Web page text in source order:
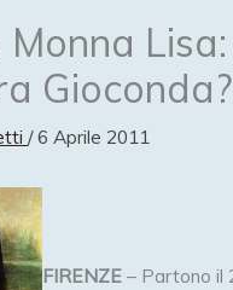
Monna
Gioconda?
/6 Aprile 2011
FIRENZE – Partono il